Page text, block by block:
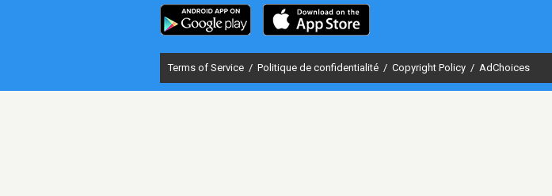
Terms of Service / Politique de confidentialité / Copyright Policy / AdChoices